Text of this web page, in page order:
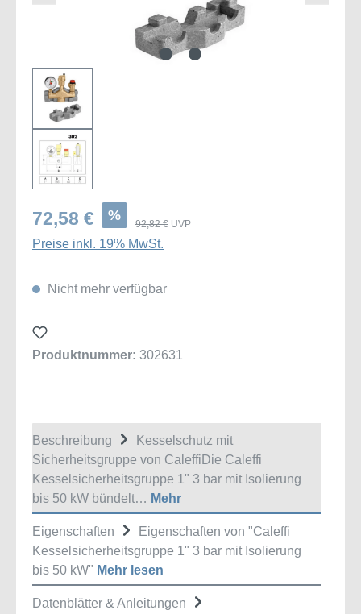
72,58 € %
92,82 € UVP
Preise inkl. 19% MwSt.
Nicht mehr verfügbar
Produktnummer: 302631
Beschreibung
Kesselschutz mit
Sicherheitsgruppe von CaleffiDie Caleffi
Kesselsicherheitsgruppe 1" 3 bar mit Isolierung
bis 50 kW bündelt… Mehr
Eigenschaften
Eigenschaften von "Caleffi
Kesselsicherheitsgruppe 1" 3 bar mit Isolierung
bis 50 kW" Mehr lesen
Datenblätter & Anleitungen